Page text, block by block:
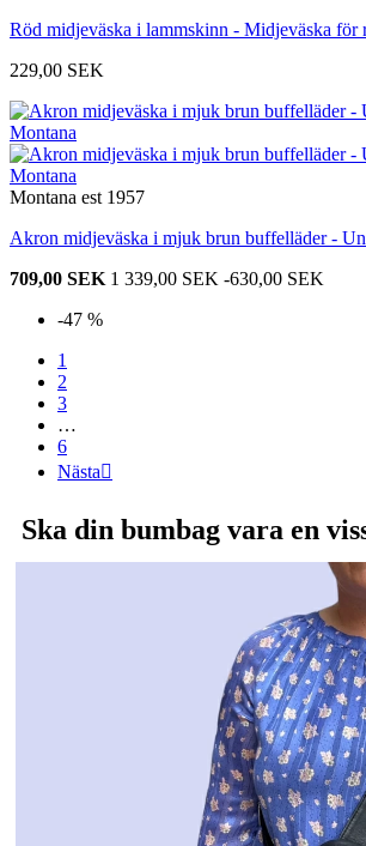
Röd midjeväska i lammskinn - Midjeväska för
229,00 SEK
Montana est 1957
Akron midjeväska i mjuk brun buffelläder -
709,00 SEK 1 339,00 SEK -630,00 SEK
-47 %
1
2
3
…
6
Nästa
Ska din bumbag vara en